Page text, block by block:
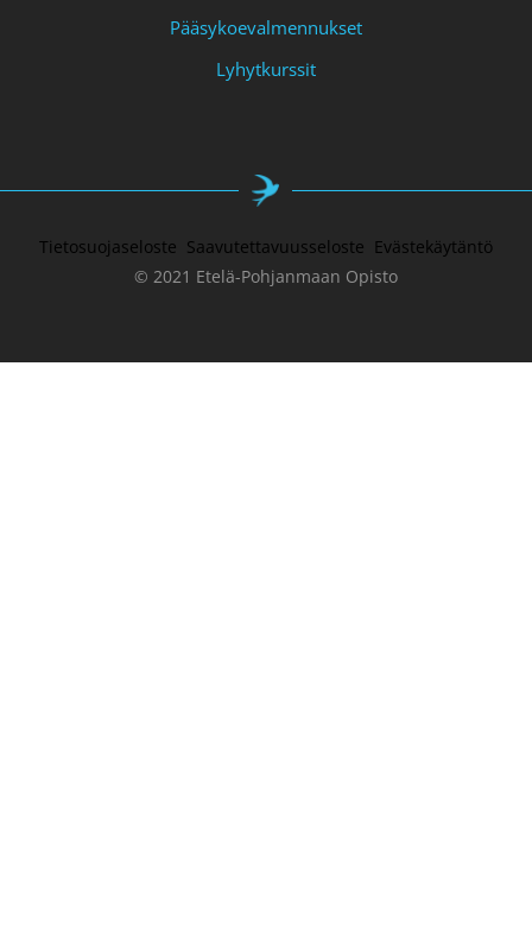
Pääsykoevalmennukset
Lyhytkurssit
Tietosuojaseloste Saavutettavuusseloste Evästekäytäntö
© 2021 Etelä-Pohjanmaan Opisto